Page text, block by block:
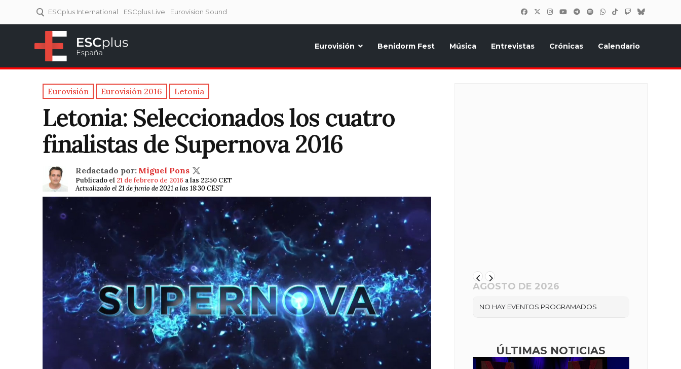
ESCplus International ESCplus Live Eurovision Sound
Eurovisión Benidorm Fest Música Entrevistas Crónicas Calendario
Eurovisión Eurovisión 2016 Letonia
Letonia: Seleccionados los cuatro
finalistas de Supernova 2016
Redactado por: Miguel Pons
Publicado el 21 de febrero de 2016 a las 22:50 CET
Actualizado el 21 de junio de 2021 a las 18:30 CEST
AGOSTO DE 2026
NO HAY EVENTOS PROGRAMADOS
ÚLTIMAS NOTICIAS